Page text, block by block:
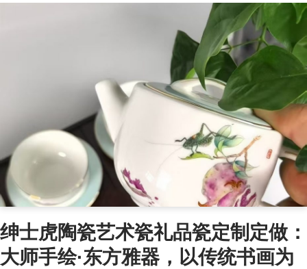
绅士虎陶瓷艺术瓷礼品瓷定制定做：
大师手绘·东方雅器，以传统书画为